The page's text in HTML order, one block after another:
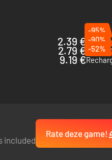
2.39 €
-95%
You
2.79 €
-90%
DRIFT
9.19 €
-52%
included
Rate deze game!